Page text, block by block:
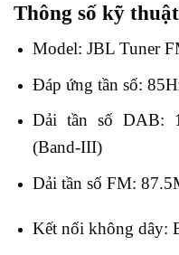
Thông số kỹ thuật
Model: JBL Tuner
Đáp ứng tần số:
Dải tần số DAB:
(Band-III)
Dải tần số FM:
Kết nối không dây: